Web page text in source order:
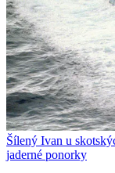
Šílený Ivan u
jaderné ponorky